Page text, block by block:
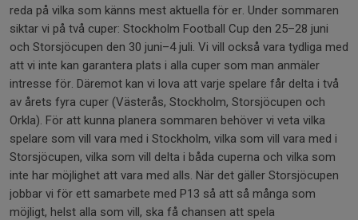
reda på vilka som känns mest aktuella för er. Under sommaren
siktar vi på två cuper: Stockholm Football Cup den 25–28 juni
och Storsjöcupen den 30 juni–4 juli. Vi vill också vara tydliga med
att vi inte kan garantera plats i alla cuper som man anmäler
intresse för. Däremot kan vi lova att varje spelare får delta i två
av årets fyra cuper (Västerås, Stockholm, Storsjöcupen och
Orkla). För att kunna planera sommaren behöver vi veta vilka
spelare som vill vara med i Stockholm, vilka som vill vara med i
Storsjöcupen, vilka som vill delta i båda cuperna och vilka som
inte har möjlighet att vara med alls. När det gäller Storsjöcupen
jobbar vi för ett samarbete med P13 så att så många som
möjligt, helst alla som vill, ska få chansen att spela